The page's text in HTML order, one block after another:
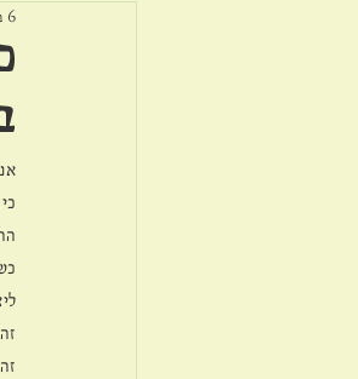
6 בינו׳ 2025